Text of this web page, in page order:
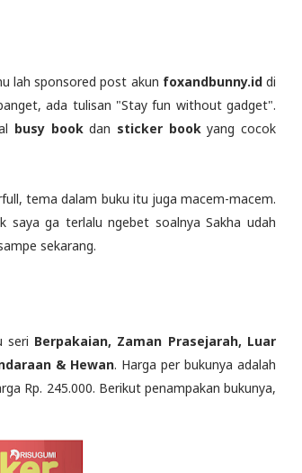
lah sponsored post akun foxandbunny.iddi
ada tulisan "Stay fun without gadget".
busy bookdan sticker bookyang cocok
tema dalam buku itu juga macem-macem.
saya ga terlalu ngebet soalnya Sakha udah
sekarang.
seri Berpakaian, Zaman Prasejarah, Luar
& Hewan. Harga per bukunya adalah
Rp. 245.000. Berikut penampakan bukunya,